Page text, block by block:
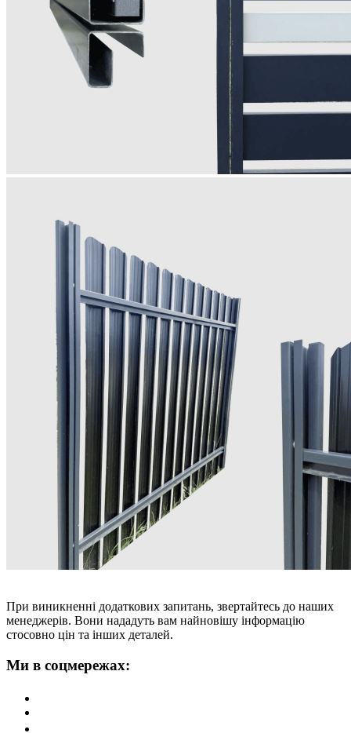
При виникненні додаткових запитань, звертайтесь до наших
менеджерів. Вони нададуть вам найновішу інформацію
стосовно цін та інших деталей.
Ми в соцмережах: